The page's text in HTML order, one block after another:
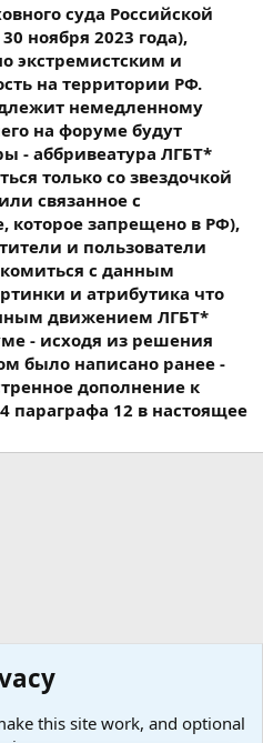
суда Российской
ноября 2023 года),
экстремистским и
на территории РФ.
немедленному
на форуме будут
- аббривеатура ЛГБТ*
только со звездочкой
связанное с
запрещено в РФ),
и пользователи
с данным
и атрибутика что
движением ЛГБТ*
- исходя из решения
было написано ранее -
дополнение к
параграфа 12 в настоящее
this site work, and optional